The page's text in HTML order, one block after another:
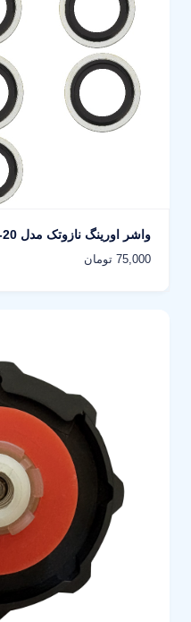
واشر اورینگ نازوتک مدل 20-28 بسته 10 عددی
75,000 تومان